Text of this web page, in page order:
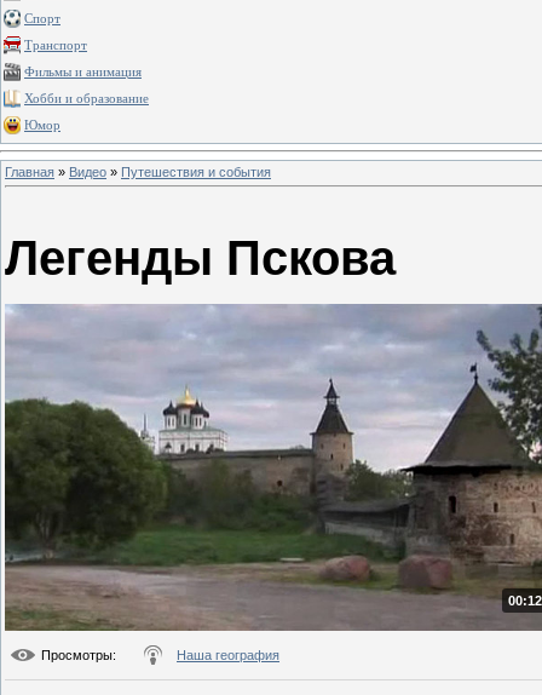
Спорт
Транспорт
Фильмы и анимация
Хобби и образование
Юмор
Главная » Видео » Путешествия и события
Легенды Пскова
Просмотры: Наша география